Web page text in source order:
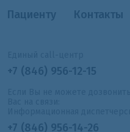
Пациенту Контакты
+7 (846) 956-12-15
+7 (846) 956-14-26